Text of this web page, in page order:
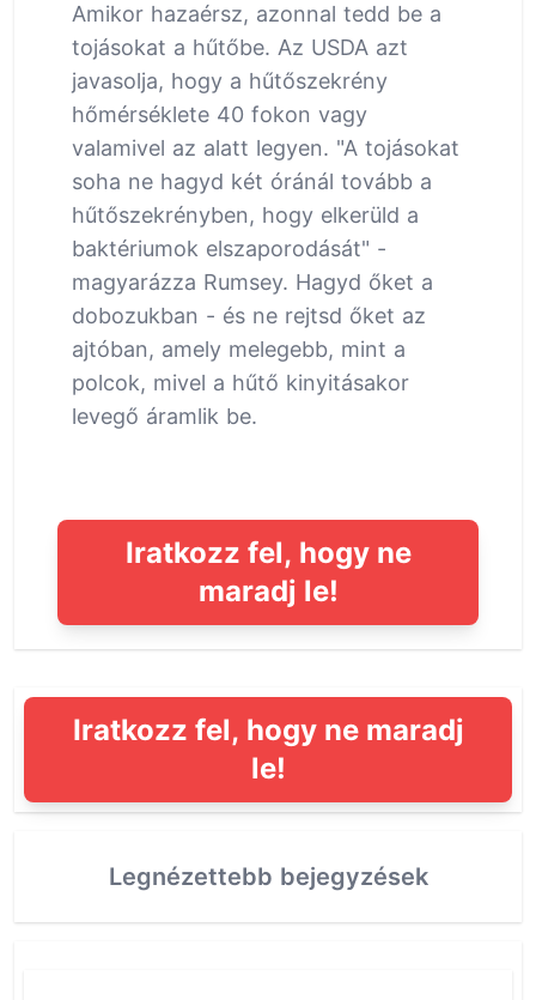
Amikor hazaérsz, azonnal tedd be a
tojásokat a hűtőbe. Az USDA azt
javasolja, hogy a hűtőszekrény
hőmérséklete 40 fokon vagy
valamivel az alatt legyen. "A tojásokat
soha ne hagyd két óránál tovább a
hűtőszekrényben, hogy elkerüld a
baktériumok elszaporodását" -
magyarázza Rumsey. Hagyd őket a
dobozukban - és ne rejtsd őket az
ajtóban, amely melegebb, mint a
polcok, mivel a hűtő kinyitásakor
levegő áramlik be.
Iratkozz fel, hogy ne
maradj le!
Iratkozz fel, hogy ne maradj
le!
Legnézettebb bejegyzések